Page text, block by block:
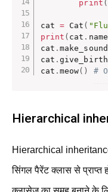
print (
cat = Cat (
print ( cat . name
cat . make_sound
cat . give_birth
cat . meow( ) #
Hierarchical
Hierarchical
सिंगल पैरेंट क्लास से प्राप्त